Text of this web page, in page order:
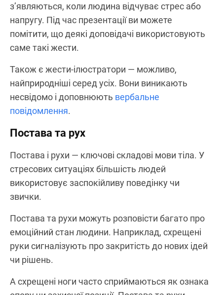
з’являються, коли людина відчуває стрес або
напругу. Під час презентації ви можете
помітити, що деякі доповідачі використовують
саме такі жести.
Також є жести-ілюстратори — можливо,
найприродніші серед усіх. Вони виникають
несвідомо і доповнюють вербальне
повідомлення.
Постава та рух
Постава і рухи — ключові складові мови тіла. У
стресових ситуаціях більшість людей
використовує заспокійливу поведінку чи
звички.
Постава та рухи можуть розповісти багато про
емоційний стан людини. Наприклад, схрещені
руки сигналізують про закритість до нових ідей
чи рішень.
А схрещені ноги часто сприймаються як ознака